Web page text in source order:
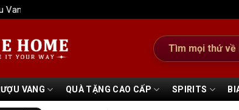
Wine Home
Tìm
kiếm:
VANG QUÀ TẶNG CAO CẤP SPIRITS